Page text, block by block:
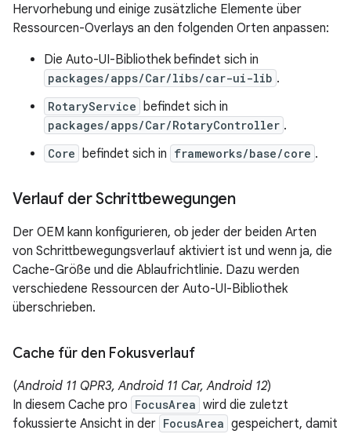
Hervorhebung und einige zusätzliche Elemente über
Ressourcen-Overlays an den folgenden Orten anpassen:
Die Auto-UI-Bibliothek befindet sich in
packages/apps/Car/libs/car-ui-lib .
RotaryService befindet sich in
packages/apps/Car/RotaryController .
Core befindet sich in frameworks/base/core .
Verlauf der Schrittbewegungen
Der OEM kann konfigurieren, ob jeder der beiden Arten
von Schrittbewegungsverlauf aktiviert ist und wenn ja, die
Cache-Größe und die Ablaufrichtlinie. Dazu werden
verschiedene Ressourcen der Auto-UI-Bibliothek
überschrieben.
Cache für den Fokusverlauf
(Android 11 QPR3, Android 11 Car, Android 12)
In diesem Cache pro FocusArea wird die zuletzt
fokussierte Ansicht in der FocusArea gespeichert, damit